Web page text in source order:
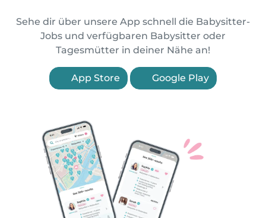
Sehe dir über unsere App schnell die Babysitter-
Jobs und verfügbaren Babysitter oder
Tagesmütter in deiner Nähe an!
App Store Google Play